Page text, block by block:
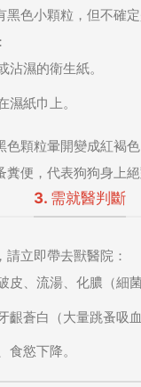
黑色小顆粒，但不確
沾濕的衛生紙。
濕紙巾上。
色顆粒暈開變成紅褐
糞便，代表狗狗身上絕
3. 需就醫判斷
立即帶去獸醫院：
皮、流湯、化膿（細菌
齦蒼白（大量跳蚤吸
食慾下降。